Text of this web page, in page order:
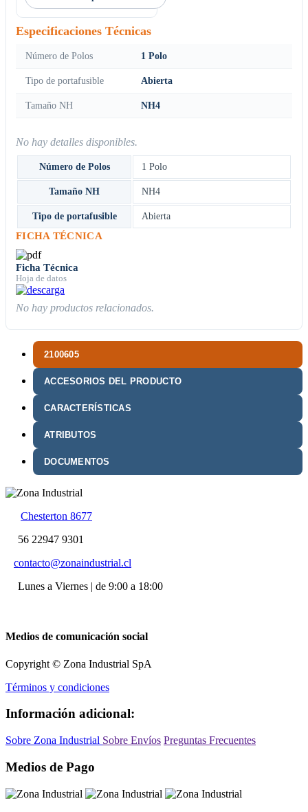
2100605
ACCESORIOS DEL PRODUCTO
CARACTERÍSTICAS
ATRIBUTOS
DOCUMENTOS
Especificaciones Técnicas
Número de Polos 1 Polo
Tipo de portafusible Abierta
Tamaño NH NH4
No hay detalles disponibles.
Número de Polos 1 Polo
Tamaño NH NH4
Tipo de portafusible Abierta
FICHA TÉCNICA
Ficha Técnica
Hoja de datos
No hay productos relacionados.
Chesterton 8677
56 22947 9301
contacto@zonaindustrial.cl
Lunes a Viernes | de 9:00 a 18:00
Medios de comunicación social
Copyright © Zona Industrial SpA
Términos y condiciones
Información adicional:
Sobre Zona Industrial Sobre Envíos Preguntas Frecuentes
Medios de Pago